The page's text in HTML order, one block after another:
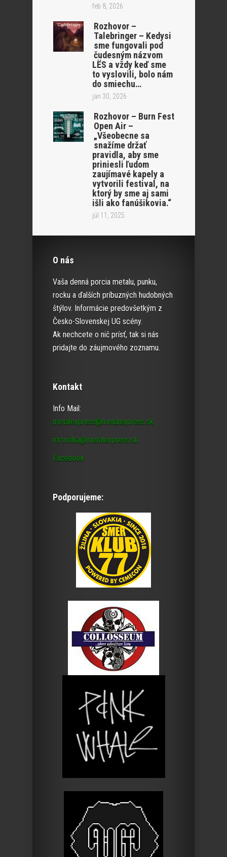
feb 8, 2026
Rozhovor –
Talebringer – Kedysi
sme fungovali pod
čudesným názvom
LËS a vždy keď sme
to vyslovili, bolo nám
do smiechu…
jan 30, 2026
Rozhovor – Burn Fest
Open Air –
„Všeobecne sa
snažíme držať
pravidla, aby sme
priniesli ľudom
zaujímavé kapely a
vytvorili festival, na
ktorý by sme aj sami
išli ako fanúšikovia.“
júl 11, 2025
O nás
Vaša denná porcia metalu, punku,
rocku a ďalších príbuzných hudobných
štýlov. Informácie predovšetkým z
Česko-Slovenskej UG scény.
Ak nechcete o nič prísť, tak si nás
pridajte do záujmového zoznamu.
Kontakt
Info Mail:
metalexpress@metalexpress.sk
mrtvolka@metalexpress.sk
Facebook
Podporujeme: